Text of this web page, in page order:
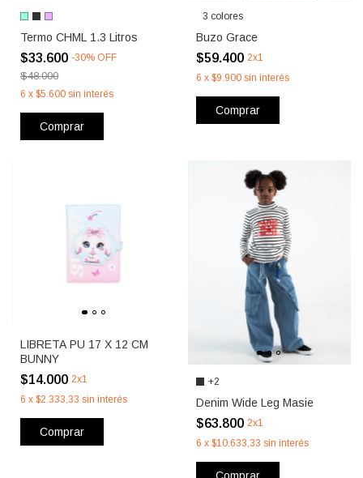
Termo CHML 1.3 Litros
$33.600 -30% OFF
$48.000
6 x $5.600 sin interés
Comprar
3 colores
Buzo Grace
$59.400 2x1
6 x $9.900 sin interés
Comprar
LIBRETA PU 17 X 12 CM
BUNNY
$14.000 2x1
6 x $2.333,33 sin interés
Comprar
+2
Denim Wide Leg Masie
$63.800 2x1
6 x $10.633,33 sin interés